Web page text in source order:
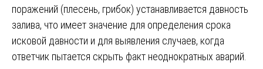
поражений (плесень, грибок) устанавливается давность
залива, что имеет значение для определения срока
исковой давности и для выявления случаев, когда
ответчик пытается скрыть факт неоднократных аварий.